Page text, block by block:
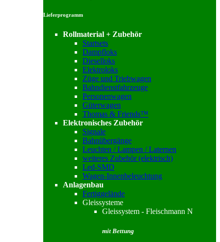
Lieferprogramm
Rollmaterial + Zubehör
Startsets
Dampfloks
Dieselloks
Elektroloks
Züge und Triebwagen
Bahndienstfahrzeuge
Personenwagen
Güterwagen
Thomas & Friends™
Elektronisches Zubehör
Signale
Bahnübergänge
Leuchten / Lampen / Laternen
weiteres Zubehör (elektrisch)
Led-SMD
Wagen-Innenbeleuchtung
Anlagenbau
Fertiggelände
Gleissysteme
Gleissystem - Fleischmann N
mit Bettung